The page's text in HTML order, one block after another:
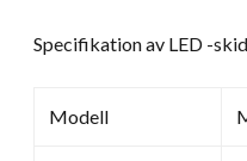
Specifikation av LED -
Modell